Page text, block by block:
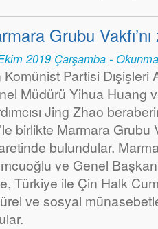
Grubu
2019 Çarşamba -
Komünist Partisi Dışişleri
Müdürü Yihua Huang
Jing Zhao
birlikte Marmara Grubu
bulundular.
ve Genel
Türkiye ile Çin Halk
ve sosyal